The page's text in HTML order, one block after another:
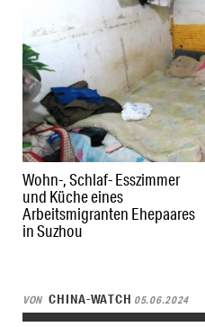
Wohn-, Schlaf- Esszimmer
und Küche eines
Arbeitsmigranten Ehepaares
in Suzhou
VON CHINA-WATCH 05.06.2024